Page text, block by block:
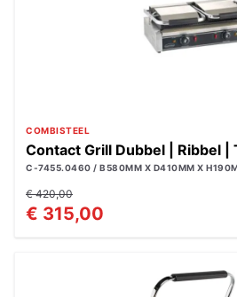
COMBISTEEL
Contact Grill Dubbel | Ribbel |
C-7455.0460 / B580MM X D410MM X
€ 420,00
€ 315,00